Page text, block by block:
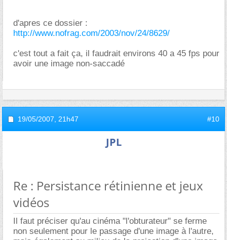
d'apres ce dossier :
http://www.nofrag.com/2003/nov/24/8629/
c'est tout a fait ça, il faudrait environs 40 a 45 fps pour
avoir une image non-saccadé
19/05/2007, 21h47 #10
JPL
Re : Persistance rétinienne et jeux
vidéos
Il faut préciser qu'au cinéma "l'obturateur" se ferme
non seulement pour le passage d'une image à l'autre,